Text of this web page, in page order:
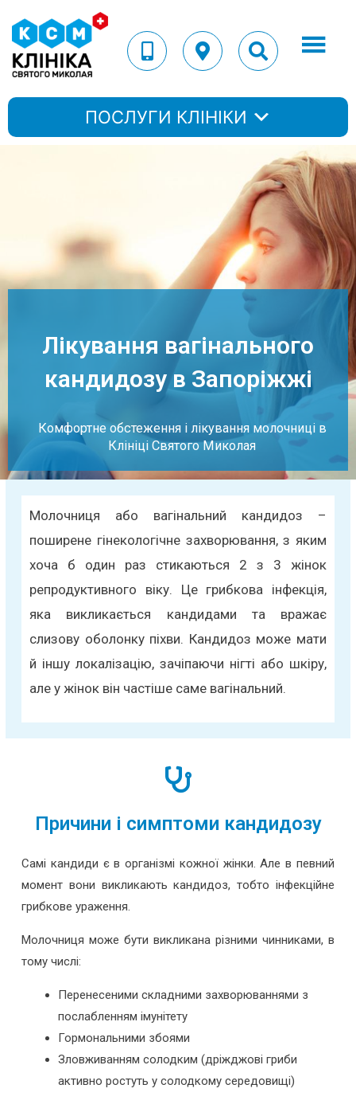
ПОСЛУГИ КЛІНІКИ
Лікування вагінального
кандидозу в Запоріжжі
Комфортне обстеження і лікування молочниці в
Клініці Святого Миколая
Молочниця або вагінальний кандидоз –
поширене гінекологічне захворювання, з яким
хоча б один раз стикаються 2 з 3 жінок
репродуктивного віку. Це грибкова інфекція,
яка викликається кандидами та вражає
слизову оболонку піхви. Кандидоз може мати
й іншу локалізацію, зачіпаючи нігті або шкіру,
але у жінок він частіше саме вагінальний.
Причини і симптоми кандидозу
Самі кандиди є в організмі кожної жінки. Але в певний
момент вони викликають кандидоз, тобто інфекційне
грибкове ураження.
Молочниця може бути викликана різними чинниками, в
тому числі:
Перенесеними складними захворюваннями з
послабленням імунітету
Гормональними збоями
Зловживанням солодким (дріжджові гриби
активно ростуть у солодкому середовищі)